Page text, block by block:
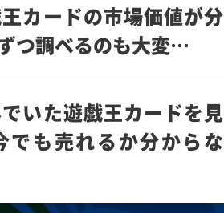
カードの市場価値が分
つ調べるのも大変…
いた遊戯王カードを見
でも売れるか分からな